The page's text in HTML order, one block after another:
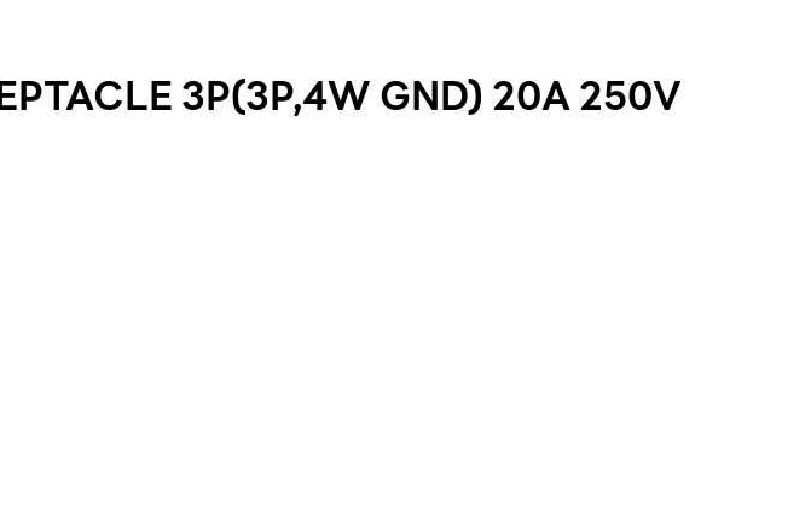
3P(3P,4W GND) 20A 250V